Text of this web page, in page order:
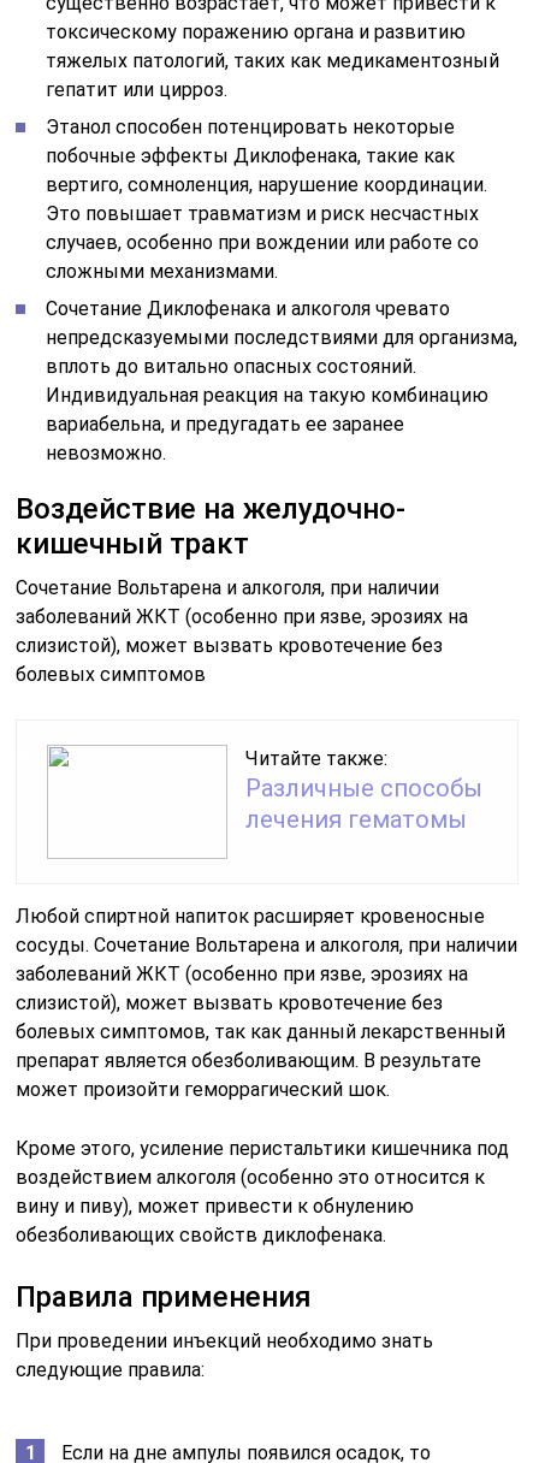
токсическому поражению органа и развитию
тяжелых патологий, таких как медикаментозный
гепатит или цирроз.
Этанол способен потенцировать некоторые
побочные эффекты Диклофенака, такие как
вертиго, сомноленция, нарушение координации.
Это повышает травматизм и риск несчастных
случаев, особенно при вождении или работе со
сложными механизмами.
Сочетание Диклофенака и алкоголя чревато
непредсказуемыми последствиями для организма,
вплоть до витально опасных состояний.
Индивидуальная реакция на такую комбинацию
вариабельна, и предугадать ее заранее
невозможно.
Воздействие на желудочно-
кишечный тракт
Сочетание Вольтарена и алкоголя, при наличии
заболеваний ЖКТ (особенно при язве, эрозиях на
слизистой), может вызвать кровотечение без
болевых симптомов
Читайте также:
Различные способы
лечения гематомы
Любой спиртной напиток расширяет кровеносные
сосуды. Сочетание Вольтарена и алкоголя, при наличии
заболеваний ЖКТ (особенно при язве, эрозиях на
слизистой), может вызвать кровотечение без
болевых симптомов, так как данный лекарственный
препарат является обезболивающим. В результате
может произойти геморрагический шок.
Кроме этого, усиление перистальтики кишечника под
воздействием алкоголя (особенно это относится к
вину и пиву), может привести к обнулению
обезболивающих свойств диклофенака.
Правила применения
При проведении инъекций необходимо знать
следующие правила:
Если на дне ампулы появился осадок, то